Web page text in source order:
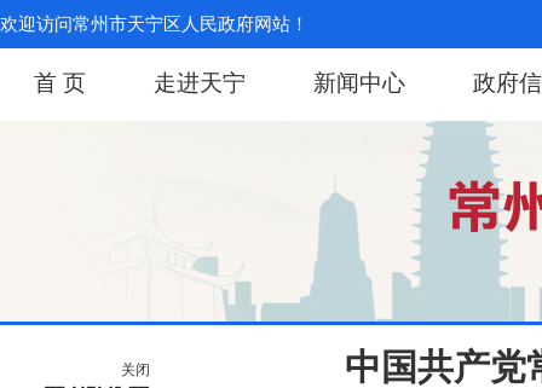
欢迎访问常州市天宁区人民政府网站！
首 页 走进天宁 新闻中心 政府
中国共产党
关闭